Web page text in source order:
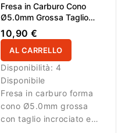
Fresa in Carburo Cono
Ø5.0mm Grossa Taglio
Incrociato LL 14.0mm
10,90 €
AL CARRELLO
Disponibilità: 4
Disponibile
Fresa in carburo forma
cono Ø5.0mm grossa
con taglio incrociato e